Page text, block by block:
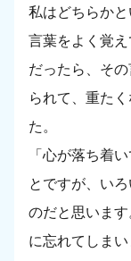
私はどちらか
言葉をよく覚
だったら、そ
られて、重た
た。
「心が落ち着
とですが、い
のだと思いま
に忘れてしま